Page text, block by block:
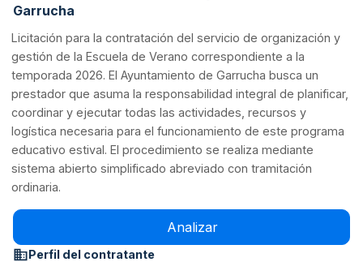
Garrucha
Licitación para la contratación del servicio de organización y
gestión de la Escuela de Verano correspondiente a la
temporada 2026. El Ayuntamiento de Garrucha busca un
prestador que asuma la responsabilidad integral de planificar,
coordinar y ejecutar todas las actividades, recursos y
logística necesaria para el funcionamiento de este programa
educativo estival. El procedimiento se realiza mediante
sistema abierto simplificado abreviado con tramitación
ordinaria.
Analizar
Perfil del contratante